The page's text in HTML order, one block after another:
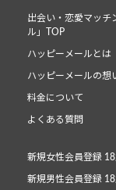
出会い・恋愛マッチ
ル」TOP
ハッピーメールとは
ハッピーメールの想
料金について
よくある質問
新規女性会員登録
新規男性会員登録